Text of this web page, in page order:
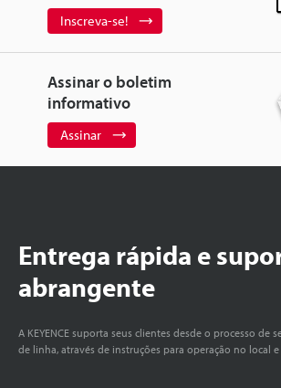
Inscreva-se!
Assinar o boletim
informativo
Assinar
Entrega rápida e
abrangente
A KEYENCE suporta seus clientes desde o processo de
de linha, através de instruções para operação no local